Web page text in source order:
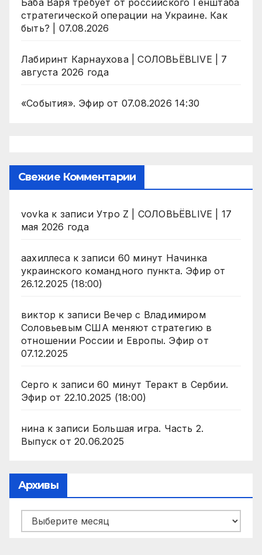
стратегической операции на Украине. Как
быть? | 07.08.2026
Лабиринт Карнаухова | СОЛОВЬЁВLIVE | 7
августа 2026 года
«События». Эфир от 07.08.2026 14:30
Свежие Комментарии
vovka к записи Утро Z | СОЛОВЬЁВLIVE | 17
мая 2026 года
аахиллесак записи 60 минут Начинка
украинского командного пункта. Эфир от
26.12.2025 (18:00)
виктор к записи Вечер с Владимиром
Соловьевым США меняют стратегию в
отношении России и Европы. Эфир от
07.12.2025
Серго к записи 60 минут Теракт в Сербии.
Эфир от 22.10.2025 (18:00)
нинак записи Большая игра. Часть 2.
Выпуск от 20.06.2025
Архивы
Архивы